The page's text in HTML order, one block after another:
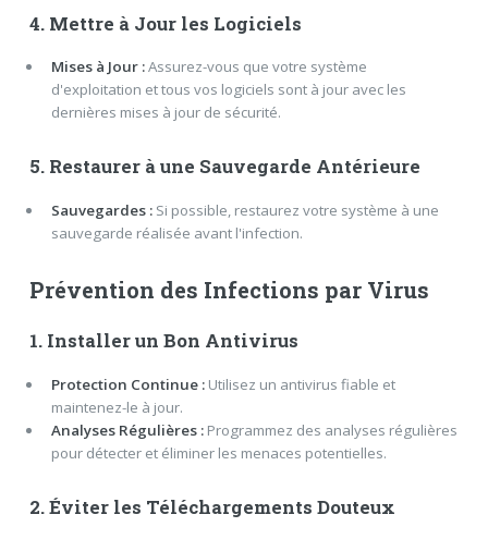
4. Mettre à Jour les Logiciels
Mises à Jour :Assurez-vous que votre système
d'exploitation et tous vos logiciels sont à jour avec les
dernières mises à jour de sécurité.
5. Restaurer à une Sauvegarde Antérieure
Sauvegardes :Si possible, restaurez votre système à une
sauvegarde réalisée avant l'infection.
Prévention des Infections par Virus
1. Installer un Bon Antivirus
Protection Continue :Utilisez un antivirus fiable et
maintenez-le à jour.
Analyses Régulières :Programmez des analyses régulières
pour détecter et éliminer les menaces potentielles.
2. Éviter les Téléchargements Douteux